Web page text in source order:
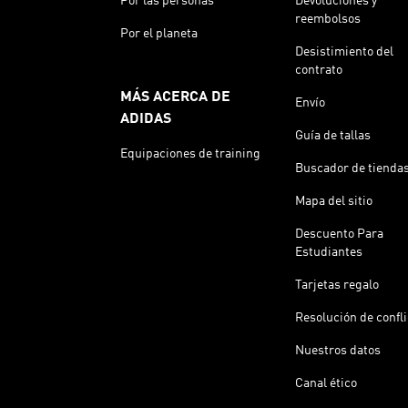
Por el planeta
MÁS ACERCA DE
ADIDAS
Equipaciones de training
reembolsos
Desistimiento del
contrato
Envío
Guía de tallas
Buscador de
Mapa del sitio
Descuento Para
Estudiantes
Tarjetas regalo
Resolución de
Nuestros datos
Canal ético